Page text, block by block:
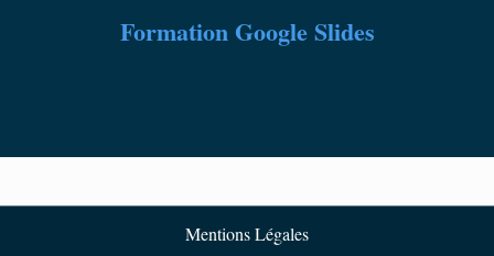
Formation Google Slides
Mentions Légales